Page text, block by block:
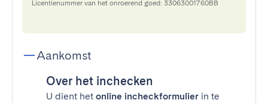
Licentienummer van het onroerend goed: 33063001760BB
Aankomst
Over het inchecken
U dient het online incheckformulier in te